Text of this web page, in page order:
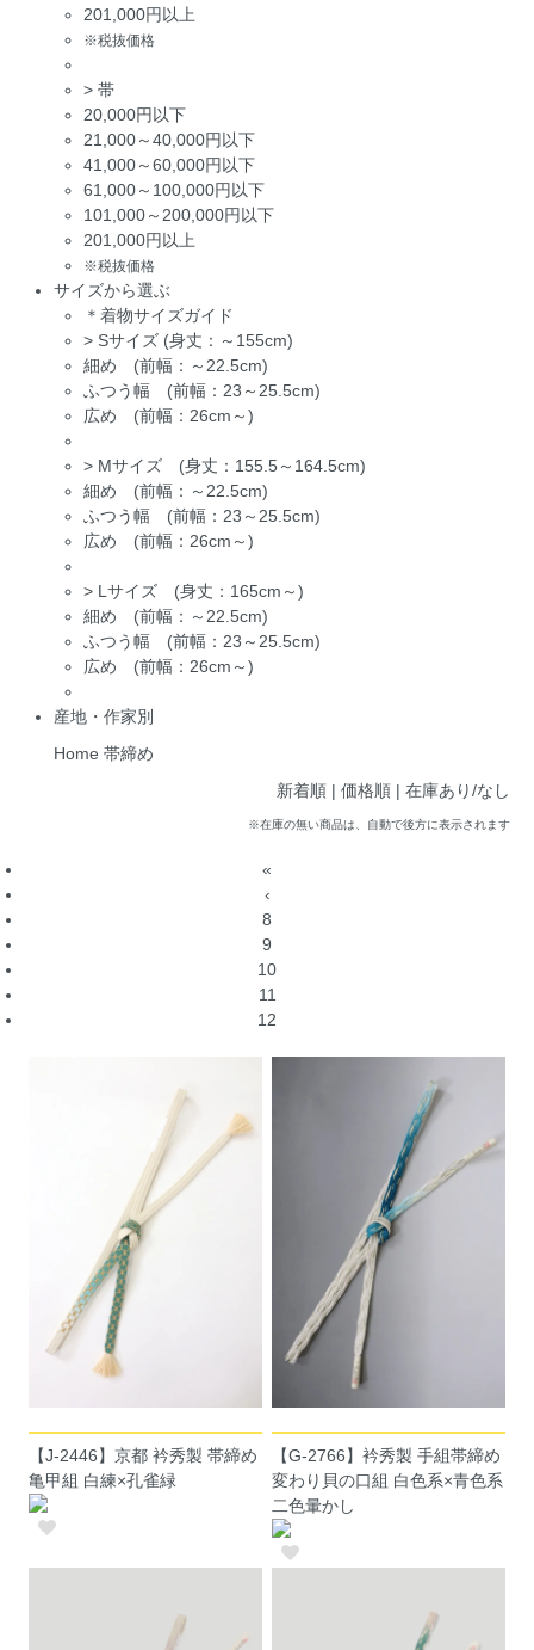
201,000円以上
※税抜価格
> 帯
20,000円以下
21,000～40,000円以下
41,000～60,000円以下
61,000～100,000円以下
101,000～200,000円以下
201,000円以上
※税抜価格
サイズから選ぶ
＊着物サイズガイド
> Sサイズ (身丈：～155cm)
細め (前幅：～22.5cm)
ふつう幅 (前幅：23～25.5cm)
広め (前幅：26cm～)
> Mサイズ (身丈：155.5～164.5cm)
細め (前幅：～22.5cm)
ふつう幅 (前幅：23～25.5cm)
広め (前幅：26cm～)
> Lサイズ (身丈：165cm～)
細め (前幅：～22.5cm)
ふつう幅 (前幅：23～25.5cm)
広め (前幅：26cm～)
産地・作家別
Home 帯締め
新着順 | 価格順 | 在庫あり/なし
※在庫の無い商品は、自動で後方に表示されます
«
‹
8
9
10
11
12
【J-2446】京都 衿秀製 帯締め
亀甲組 白練×孔雀緑
【G-2766】衿秀製 手組帯締め
変わり貝の口組 白色系×青色系
二色暈かし